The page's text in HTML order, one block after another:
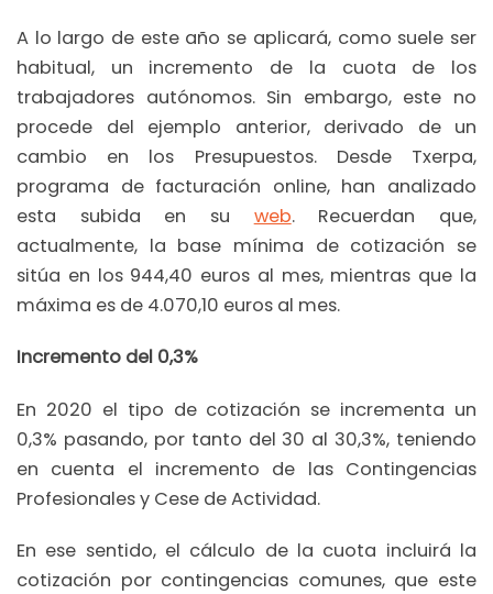
A lo largo de este año se aplicará, como suele ser
habitual, un incremento de la cuota de los
trabajadores autónomos. Sin embargo, este no
procede del ejemplo anterior, derivado de un
cambio en los Presupuestos. Desde Txerpa,
programa de facturación online, han analizado
esta subida en su web. Recuerdan que,
actualmente, la base mínima de cotización se
sitúa en los 944,40 euros al mes, mientras que la
máxima es de 4.070,10 euros al mes.
Incremento del 0,3%
En 2020 el tipo de cotización se incrementa un
0,3% pasando, por tanto del 30 al 30,3%, teniendo
en cuenta el incremento de las Contingencias
Profesionales y Cese de Actividad.
En ese sentido, el cálculo de la cuota incluirá la
cotización por contingencias comunes, que este